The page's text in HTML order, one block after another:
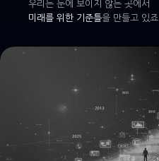
우리는 눈에 보이지 않는 곳에서
미래를 위한 기준틀을 만들고 있죠.